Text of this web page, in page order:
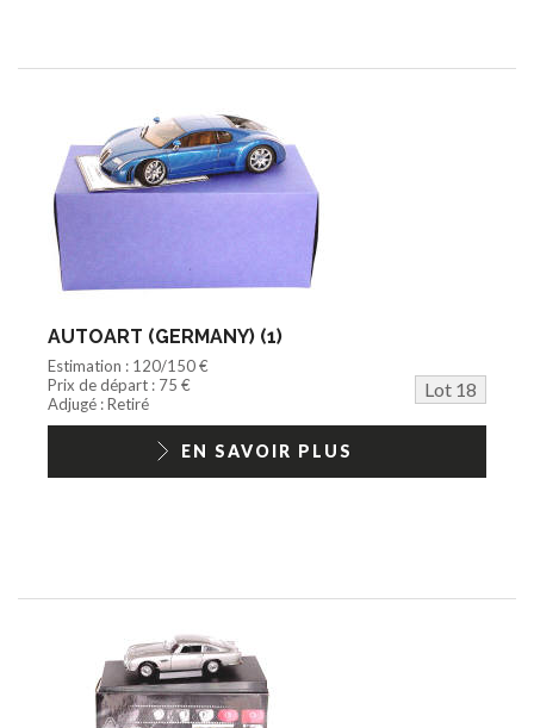
AUTOART (GERMANY) (1)
Estimation : 120/150 €
Prix de départ : 75 €
Lot 18
Adjugé : Retiré
EN SAVOIR PLUS